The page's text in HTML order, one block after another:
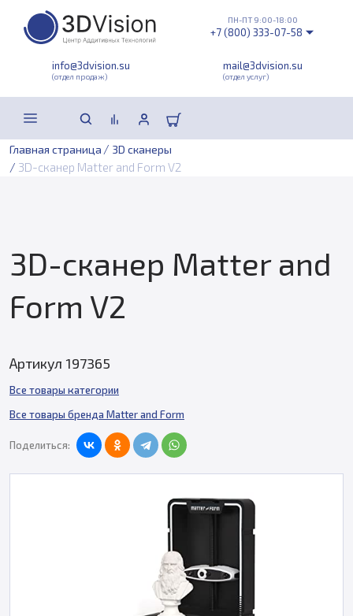
info@3dvision.su
(отдел продаж)
mail@3dvision.su
(отдел услуг)
ПН-ПТ 9:00-18:00
+7 (800) 333-07-58
Главная страница / 3D сканеры
/ 3D-сканер Matter and Form V2
3D-сканер Matter and
Form V2
Артикул 197365
Все товары категории
Все товары бренда Matter and Form
Поделиться: